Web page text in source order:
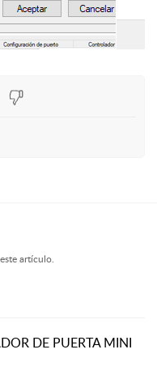
artículo.
DE PUERTA MINI